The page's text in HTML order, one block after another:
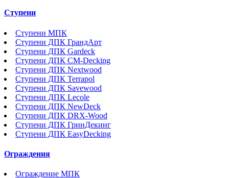
Ступени
Ступени МПК
Ступени ДПК ГрандАрт
Ступени ДПК Gardeck
Ступени ДПК CM-Decking
Ступени ДПК Nextwood
Ступени ДПК Terrapol
Ступени ДПК Savewood
Ступени ДПК Lecole
Ступени ДПК NewDeck
Ступени ДПК DRX-Wood
Ступени ДПК ГринДекинг
Ступени ДПК EasyDecking
Ограждения
Ограждение МПК